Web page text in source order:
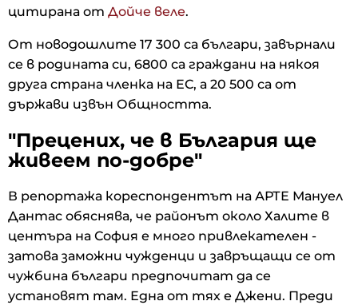
цитирана от Дойче веле.
От новодошлите 17 300 са българи, завърнали
се в родината си, 6800 са граждани на някоя
друга страна членка на ЕС, а 20 500 са от
държави извън Общността.
"Прецених, че в България ще
живеем по-добре"
В репортажа кореспондентът на АРТЕ Мануел
Дантас обяснява, че районът около Халите в
центъра на София е много привлекателен -
затова заможни чужденци и завръщащи се от
чужбина българи предпочитат да се
установят там. Една от тях е Джени. Преди